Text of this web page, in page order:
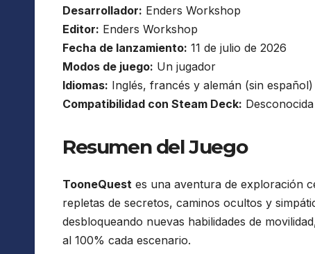
Desarrollador: Enders Workshop
Editor: Enders Workshop
Fecha de lanzamiento: 11 de julio de 2026
Modos de juego: Un jugador
Idiomas: Inglés, francés y alemán (sin español)
Compatibilidad con Steam Deck: Desconocida
Resumen del Juego
TooneQuest es una aventura de exploración
repletas de secretos, caminos ocultos y
desbloqueando nuevas habilidades de
al 100% cada escenario.